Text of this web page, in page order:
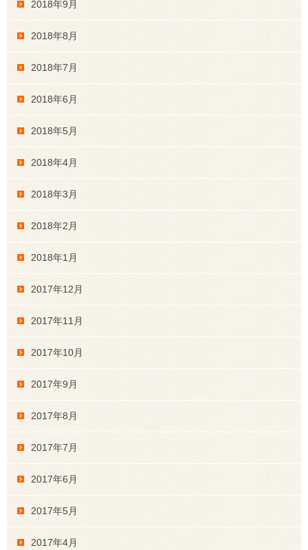
2018年9月
2018年8月
2018年7月
2018年6月
2018年5月
2018年4月
2018年3月
2018年2月
2018年1月
2017年12月
2017年11月
2017年10月
2017年9月
2017年8月
2017年7月
2017年6月
2017年5月
2017年4月